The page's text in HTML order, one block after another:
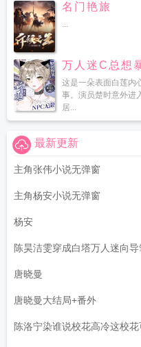
名门艳旅
...
万人迷C总想
这是一朵表面白莲内
事。演员楚时意外进
居...
最新更新
主角张伟小说无弹窗
主角杨安小说无弹窗
杨安
陈昊洁雯穿成白塔万人迷向
唐晓曼
唐晓曼大结局+番外
陈洛宁染谁说校花高冷这校